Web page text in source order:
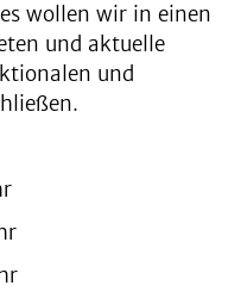
wollen wir in einen
und aktuelle
und